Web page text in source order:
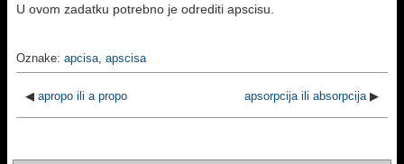
U ovom zadatku potrebno je odrediti apscisu.
Oznake: apcisa, apscisa
◀ apropo ili a propo apsorpcija ili absorpcija▶